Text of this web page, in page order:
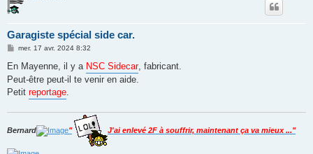
Garagiste spécial side car.
M
s
a
g
e
mer. 17 avr. 2024 8:32
En Mayenne, il y a NSC Sidecar, fabricant.
Peut-être peut-il te venir en aide.
Petit reportage.
Bernard " J'ai enlevé 2F à souffrir, maintenant ça va mieux ..."